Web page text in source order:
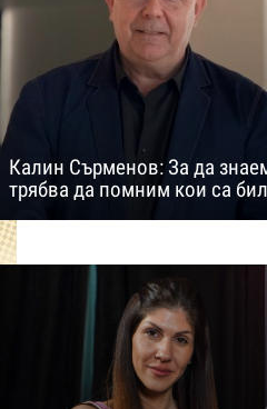
Калин Сърменов: За да
трябва да помним кои са